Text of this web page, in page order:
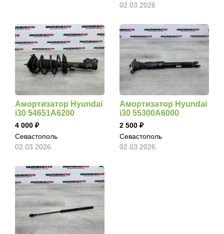
02.03.2026
Амортизатор Hyundai
i30 54651A6200
4 000
Севастополь
02.03.2026
Амортизатор Hyundai
i30 55300A6000
2 500
Севастополь
02.03.2026